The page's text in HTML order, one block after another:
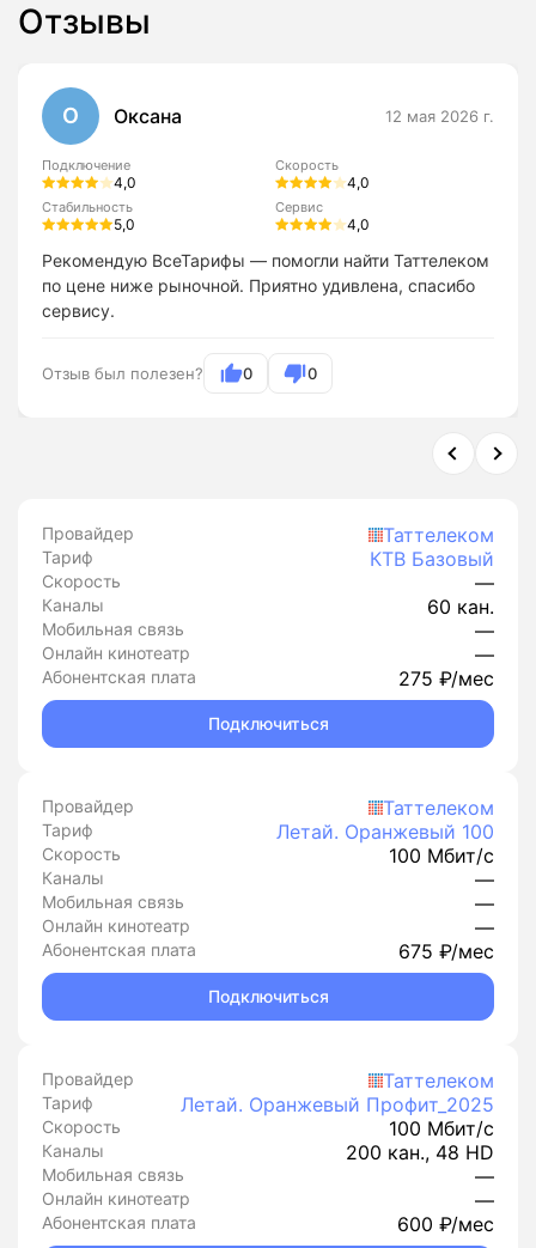
Отзывы
О Оксана 12 мая 2026 г.
Подключение
4,0
Скорость
4,0
Стабильность
5,0
Сервис
4,0
Рекомендую ВсеТарифы — помогли найти Таттелеком
по цене ниже рыночной. Приятно удивлена, спасибо
сервису.
Отзыв был полезен? 0 0
Провайдер Таттелеком
Тариф КТВ Базовый
Скорость —
Каналы 60 кан.
Мобильная связь —
Онлайн кинотеатр —
Абонентская плата 275 ₽/мес
Подключиться
Провайдер Таттелеком
Тариф Летай. Оранжевый 100
Скорость 100 Мбит/с
Каналы —
Мобильная связь —
Онлайн кинотеатр —
Абонентская плата 675 ₽/мес
Подключиться
Провайдер Таттелеком
Тариф Летай. Оранжевый Профит_2025
Скорость 100 Мбит/с
Каналы 200 кан., 48 HD
Мобильная связь —
Онлайн кинотеатр —
Абонентская плата 600 ₽/мес